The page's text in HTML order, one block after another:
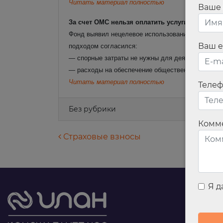
Читать материал полностью
За счет ОМС нельзя оплатить услуги
Фонд выявил нецелевое использование
подходом согласился:
— спорные затраты не нужны для деятельности
— расходы на обеспечение общественного
Читать материал полностью
Без рубрики
Навигация по
Страховые взносы
Ваше
Ваш
Я